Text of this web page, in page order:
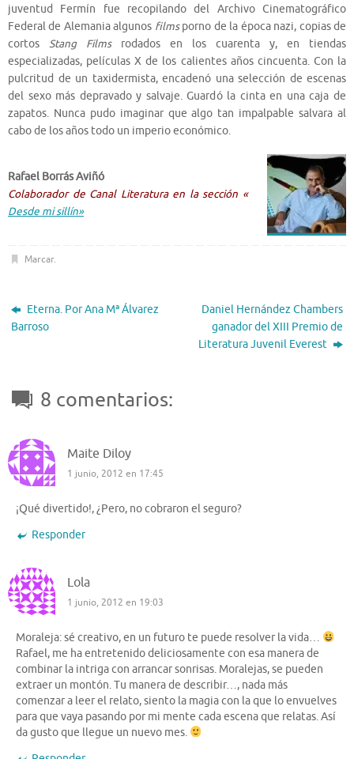
juventud Fermín fue recopilando del Archivo Cinematográfico
Federal de Alemania algunos filmsporno de la época nazi, copias de
cortos Stang Filmsrodados en los cuarenta y, en tiendas
especializadas, películas X de los calientes años cincuenta. Con la
pulcritud de un taxidermista, encadenó una selección de escenas
del sexo más depravado y salvaje. Guardó la cinta en una caja de
zapatos. Nunca pudo imaginar que algo tan impalpable salvara al
cabo de los años todo un imperio económico.
Rafael Borrás Aviñó
Colaborador de Canal Literatura en la sección «
Desde mi sillín»
Marcar.
Eterna. Por Ana Mª Álvarez
Barroso
Daniel Hernández Chambers
ganador del XIII Premio de
Literatura Juvenil Everest
8 comentarios:
Maite Diloy
1 junio, 2012 en 17:45
¡Qué divertido!, ¿Pero, no cobraron el seguro?
Responder
Lola
1 junio, 2012 en 19:03
Moraleja: sé creativo, en un futuro te puede resolver la vida…
Rafael, me ha entretenido deliciosamente con esa manera de
combinar la intriga con arrancar sonrisas. Moralejas, se pueden
extraer un montón. Tu manera de describir…, nada más
comenzar a leer el relato, siento la magia con la que lo envuelves
para que vaya pasando por mi mente cada escena que relatas. Así
da gusto que llegue un nuevo mes.